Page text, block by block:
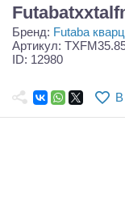
Запчасти и
Игрушки
Самолеты
Бренд: Futaba
Артикул:
ID: 12980
В